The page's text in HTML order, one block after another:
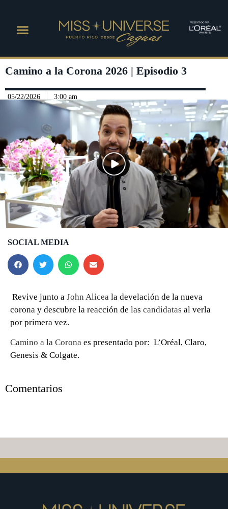
Camino a la Corona 2026 | Episodio 3
05/22/2026 3:00 am
Play Video
SOCIAL MEDIA
Revive junto a John Alicea la develación de la nueva
corona y descubre la reacción de las candidatas al verla
por primera vez.
Camino a la Corona es presentado por: L’Oréal, Claro,
Genesis & Colgate.
Comentarios